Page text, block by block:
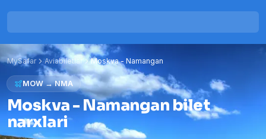
MySafar Aviabiletlar Moskva- Namangan
MOW→NMA
Moskva - Namangan bilet
narxlari